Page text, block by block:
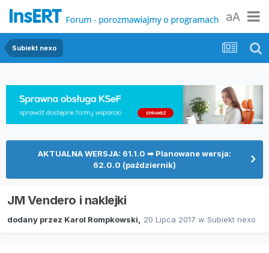
aA
Subiekt nexo
AKTUALNA WERSJA: 61.1.0 ➡ Planowane wersja:
62.0.0 (październik)
JM Vendero i naklejki
dodany przez Karol Rompkowski 20 Lipca 2017 w Subiekt nexo